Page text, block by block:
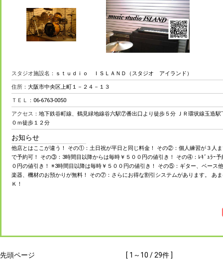
スタジオ施設名： ｓｔｕｄｉｏ ＩＳＬＡＮＤ（スタジオ アイランド）
住所： 大阪市中央区上町１－２４－１３
ＴＥＬ： 06-6763-0050
アクセス： 地下鉄谷町線、鶴見緑地線谷六駅⑦番出口より徒歩５分 ＪＲ環状線玉造
０ｍ徒歩１２分
お知らせ
他店とはここが違う！ その①：土日祝が平日と同じ料金！ その②：個人練習が３人
で予約可！ その③：3時間目以降からは毎時￥５００円の値引き！ その④：ﾚｷﾞｭﾗｰ予
０円の値引き！ ※3時間目以降は毎時￥５００円の値引き！ その⑤：ギター、ベース
楽器、機材のお預かりが無料！ その⑦：さらにお得な割引システムがあります。 あ
Ｋ！
先頭ページ [ 1～10 / 29件 ]